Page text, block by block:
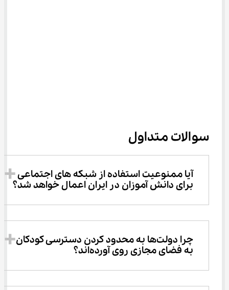
سوالات متداول
آیا ممنوعیت استفاده از شبکه‌ های اجتماعی
برای دانش ‌آموزان در ایران اعمال خواهد شد؟
چرا دولت‌ها به محدود کردن دسترسی کودکان
به فضای مجازی روی آورده‌اند؟